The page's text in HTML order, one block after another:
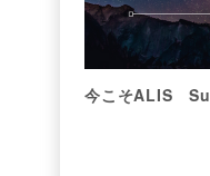
今こそALIS